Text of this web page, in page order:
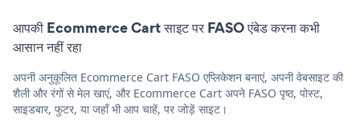
आपकी Ecommerce Cart साइट पर FASO एंबेड करना कभी
आसान नहीं रहा
अपनी अनुकूलित Ecommerce Cart FASO एप्लिकेशन बनाएं, अपनी वेबसाइट की
शैली और रंगों से मेल खाएं, और Ecommerce Cart अपने FASO पृष्ठ, पोस्ट,
साइडबार, फुटर, या जहाँ भी आप चाहें, पर जोड़ें साइट।